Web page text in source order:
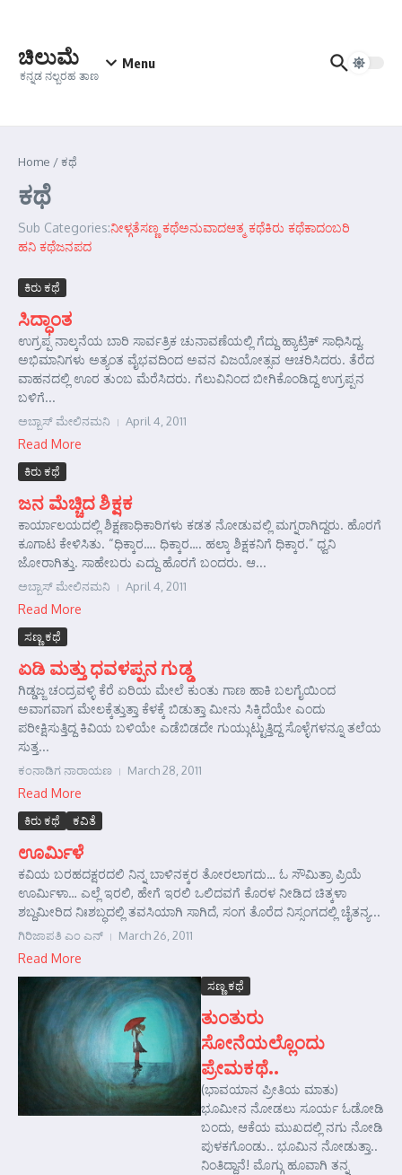
ಚಿಲುಮೆ
ಕನ್ನಡ ನಲ್ಬರಹ ತಾಣ
Menu
Home /ಕಥೆ
ಕಥೆ
Sub Categories:ನೀಳ್ಗತೆಸಣ್ಣ ಕಥೆಅನುವಾದಆತ್ಮ ಕಥೆಕಿರು ಕಥೆಕಾದಂಬರಿ
ಹನಿ ಕಥೆಜನಪದ
ಕಿರು ಕಥೆ
ಸಿದ್ಧಾಂತ
ಉಗ್ರಪ್ಪ ನಾಲ್ಕನೆಯ ಬಾರಿ ಸಾರ್ವತ್ರಿಕ ಚುನಾವಣೆಯಲ್ಲಿ ಗೆದ್ದು ಹ್ಯಾಟ್ರಿಕ್ ಸಾಧಿಸಿದ್ದ.
ಅಭಿಮಾನಿಗಳು ಅತ್ಯಂತ ವೈಭವದಿಂದ ಅವನ ವಿಜಯೋತ್ಸವ ಆಚರಿಸಿದರು. ತೆರೆದ
ವಾಹನದಲ್ಲಿ ಊರ ತುಂಬ ಮೆರೆಸಿದರು. ಗೆಲುವಿನಿಂದ ಬೀಗಿಕೊಂಡಿದ್ದ ಉಗ್ರಪ್ಪನ
ಬಳಿಗೆ...
ಅಬ್ಬಾಸ್ ಮೇಲಿನಮನಿ April 4, 2011
Read More
ಕಿರು ಕಥೆ
ಜನ ಮೆಚ್ಚಿದ ಶಿಕ್ಷಕ
ಕಾರ್ಯಾಲಯದಲ್ಲಿ ಶಿಕ್ಷಣಾಧಿಕಾರಿಗಳು ಕಡತ ನೋಡುವಲ್ಲಿ ಮಗ್ನರಾಗಿದ್ದರು. ಹೊರಗೆ
ಕೂಗಾಟ ಕೇಳಿಸಿತು. “ಧಿಕ್ಕಾರ…. ಧಿಕ್ಕಾರ…. ಹಲ್ಕಾ ಶಿಕ್ಷಕನಿಗೆ ಧಿಕ್ಕಾರ.” ಧ್ವನಿ
ಜೋರಾಗಿತ್ತು. ಸಾಹೇಬರು ಎದ್ದು ಹೊರಗೆ ಬಂದರು. ಆ...
ಅಬ್ಬಾಸ್ ಮೇಲಿನಮನಿ April 4, 2011
Read More
ಸಣ್ಣ ಕಥೆ
ಏಡಿ ಮತ್ತು ಧವಳಪ್ಪನ ಗುಡ್ಡ
ಗಿಡ್ಡಜ್ಜ ಚಂದ್ರವಳ್ಳಿ ಕೆರೆ ಏರಿಯ ಮೇಲೆ ಕುಂತು ಗಾಣ ಹಾಕಿ ಬಲಗೈಯಿಂದ
ಅವಾಗವಾಗ ಮೇಲಕ್ಕೆತ್ತುತ್ತಾ ಕೆಳಕ್ಕೆ ಬಿಡುತ್ತಾ ಮೀನು ಸಿಕ್ಕಿದೆಯೇ ಎಂದು
ಪರೀಕ್ಷಿಸುತ್ತಿದ್ದ ಕಿವಿಯ ಬಳಿಯೇ ಎಡೆಬಿಡದೇ ಗುಯ್ಗುಟ್ಟುತ್ತಿದ್ದ ಸೊಳ್ಳೆಗಳನ್ನೂ ತಲೆಯ
ಸುತ್ತ...
ಕಂನಾಡಿಗ ನಾರಾಯಣ March 28, 2011
Read More
ಕಿರು ಕಥೆ ಕವಿತೆ
ಊರ್ಮಿಳೆ
ಕವಿಯ ಬರಹದಕ್ಷರದಲಿ ನಿನ್ನ ಬಾಳಿನಕ್ಕರ ತೋರಲಾಗದು… ಓ ಸೌಮಿತ್ರಾ ಪ್ರಿಯೆ
ಊರ್ಮಿಳಾ… ಎಲ್ಲೆ ಇರಲಿ, ಹೇಗೆ ಇರಲಿ ಒಲಿದವಗೆ ಕೊರಳ ನೀಡಿದ ಚಿತ್ಕಳಾ
ಶಬ್ದಮೀರಿದ ನಿಃಶಬ್ಧದಲ್ಲಿ ತವಸಿಯಾಗಿ ಸಾಗಿದೆ, ಸಂಗ ತೊರೆದ ನಿಸ್ಸಂಗದಲ್ಲಿ ಚೈತನ್ಯ...
ಗಿರಿಜಾಪತಿ ಎಂ ಎನ್ March 26, 2011
Read More
ಸಣ್ಣ ಕಥೆ
ತುಂತುರು
ಸೋನೆಯಲ್ಲೊಂದು
ಪ್ರೇಮಕಥೆ..
(ಭಾವಯಾನ ಪ್ರೀತಿಯ ಮಾತು)
ಭೂಮೀನ ನೋಡಲು ಸೂರ್ಯ ಓಡೋಡಿ
ಬಂದು, ಆಕೆಯ ಮುಖದಲ್ಲಿ ನಗು ನೋಡಿ
ಪುಳಕಗೊಂಡು.. ಭೂಮಿನ ನೋಡುತ್ತಾ..
ನಿಂತಿದ್ದಾನೆ! ಮೊಗ್ಗು ಹೂವಾಗಿ ತನ್ನ